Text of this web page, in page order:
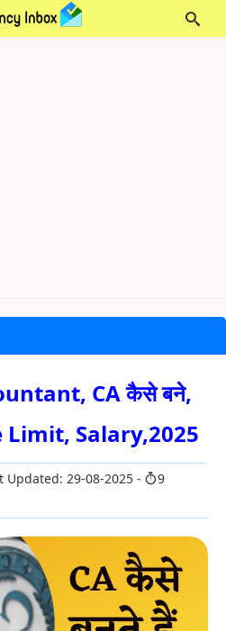
CA कैसे बने,
Salary,2025
Updated: 29-08-2025
9